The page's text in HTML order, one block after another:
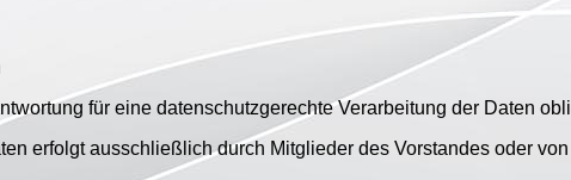
für eine datenschutzgerechte Verarbeitung der Daten
erfolgt ausschließlich durch Mitglieder des Vorstandes oder